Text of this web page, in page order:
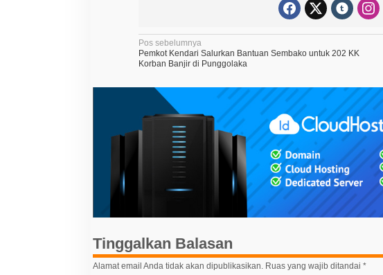
N
a
v
g
a
Pos sebelumnya
Pemkot Kendari Salurkan Bantuan Sembako untuk 202 KK
Korban Banjir di Punggolaka
Tinggalkan Balasan
Alamat email Anda tidak akan dipublikasikan. Ruas yang wajib ditandai *